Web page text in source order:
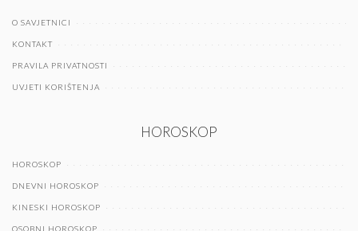
O SAVJETNICI
KONTAKT
PRAVILA PRIVATNOSTI
UVJETI KORIŠTENJA
HOROSKOP
HOROSKOP
DNEVNI HOROSKOP
KINESKI HOROSKOP
OSOBNI HOROSKOP